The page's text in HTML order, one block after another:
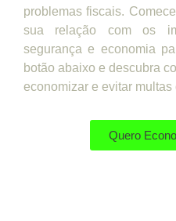
problemas fiscais.
sua relação com os
segurança e economia
botão abaixo e descubra
economizar e evitar
Quero